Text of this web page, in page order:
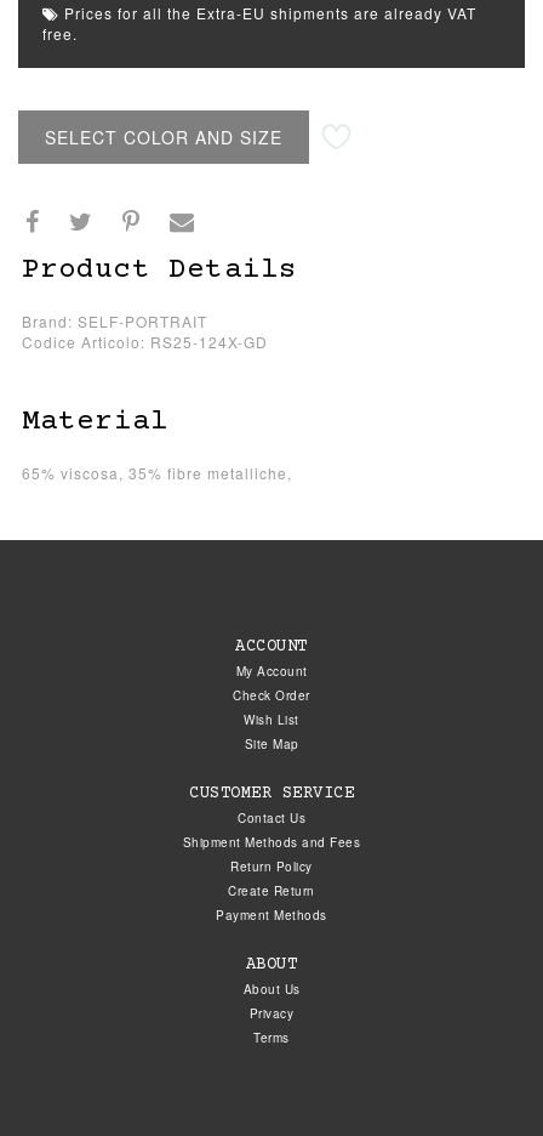
Prices for all the Extra-EU shipments are already VAT
free.
SELECT COLOR AND SIZE
Product Details
Brand: SELF-PORTRAIT
Codice Articolo: RS25-124X-GD
Material
65% viscosa, 35% fibre metalliche,
ACCOUNT
My Account
Check Order
Wish List
Site Map
CUSTOMER SERVICE
Contact Us
Shipment Methods and Fees
Return Policy
Create Return
Payment Methods
ABOUT
About Us
Privacy
Terms